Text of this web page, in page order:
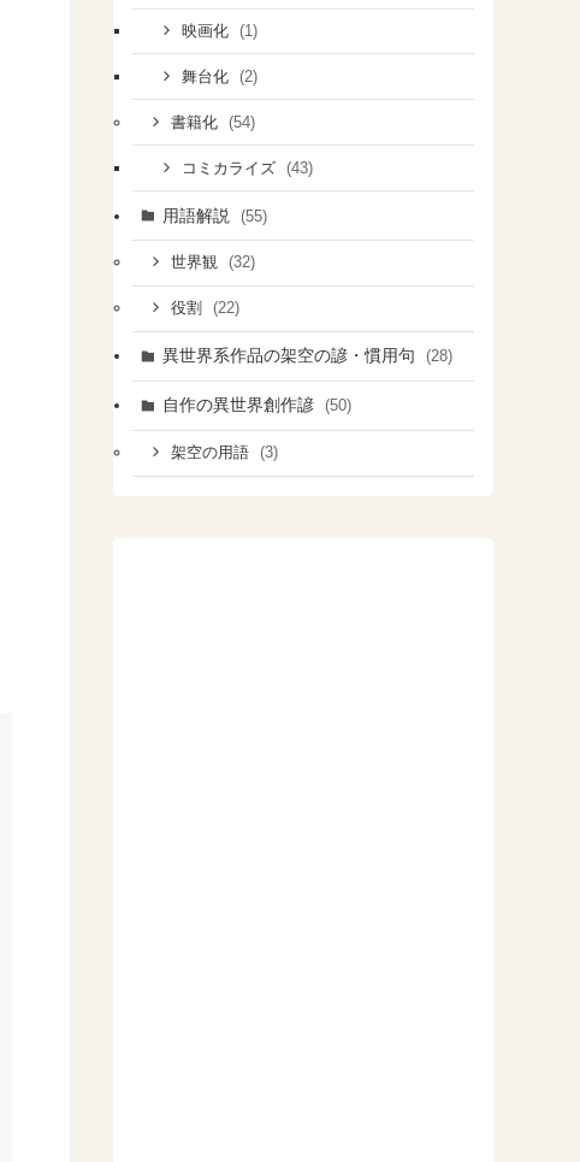
映画化 (1)
舞台化 (2)
書籍化 (54)
コミカライズ (43)
用語解説 (55)
世界観 (32)
役割 (22)
異世界系作品の架空の諺・慣用句 (28)
自作の異世界創作諺 (50)
架空の用語 (3)